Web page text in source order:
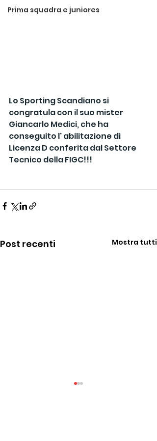
Prima squadra e juniores
Lo Sporting Scandiano si
congratula con il suo mister
Giancarlo Medici, che ha
conseguito l' abilitazione di
Licenza D conferita dal Settore
Tecnico della FIGC!!!
Post recenti Mostra tutti